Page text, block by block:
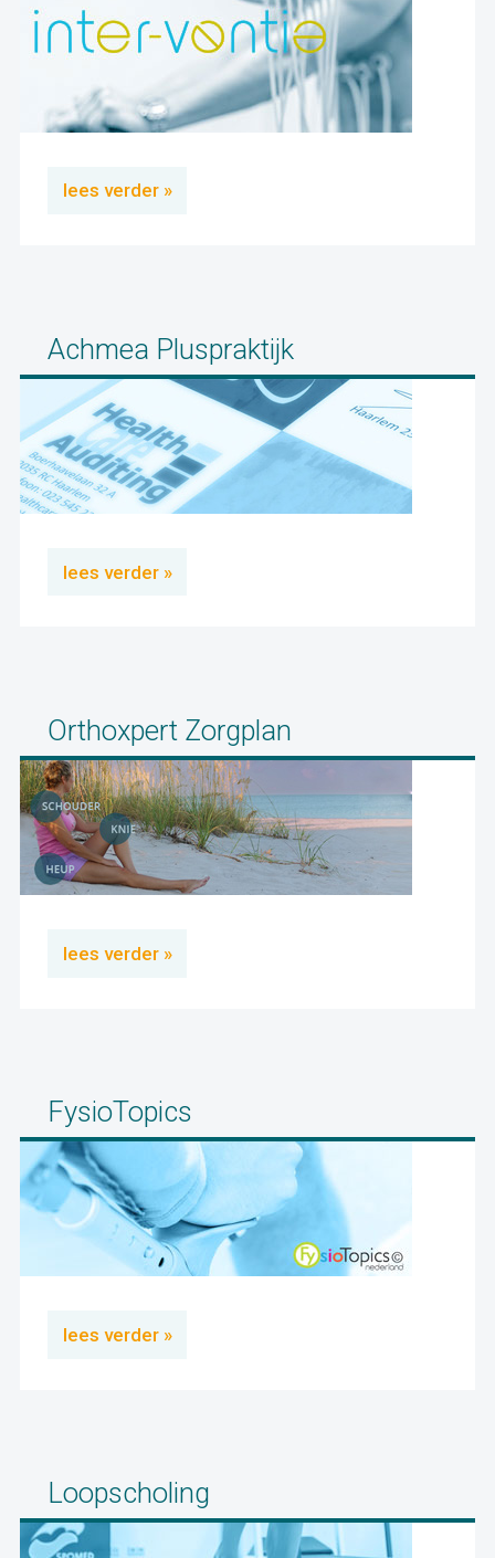
lees verder »
Achmea Pluspraktijk
lees verder »
Orthoxpert Zorgplan
lees verder »
FysioTopics
lees verder »
Loopscholing